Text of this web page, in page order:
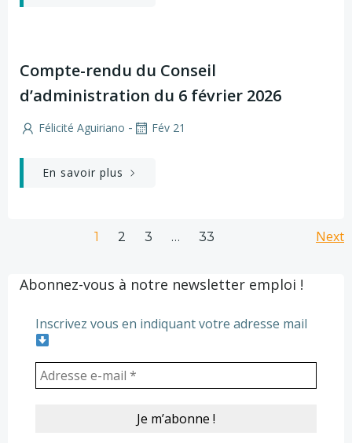
Compte-rendu du Conseil
d’administration du 6 février 2026
Félicité Aguiriano - Fév 21
En savoir plus
navigation
Page
1 Page
2 Page
3 … Page
33 Next
Abonnez-vous à notre newsletter emploi !
Inscrivez vous en indiquant votre adresse mail